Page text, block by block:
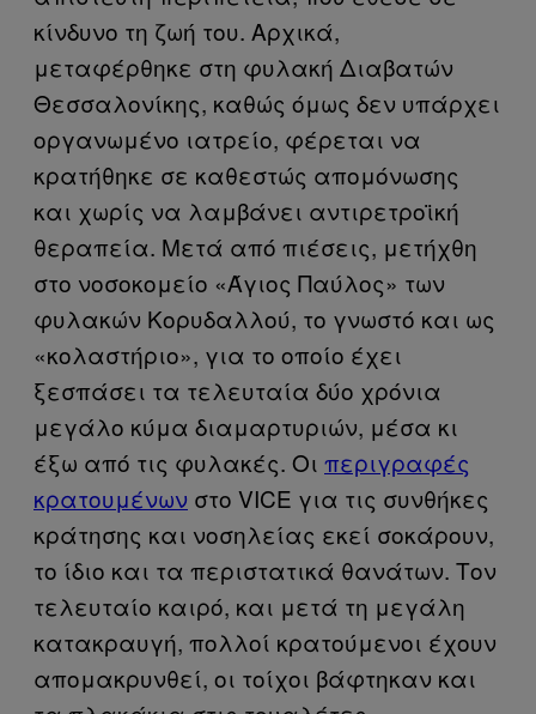
κίνδυνο τη ζωή του. Αρχικά,
μεταφέρθηκε στη φυλακή Διαβατών
Θεσσαλονίκης, καθώς όμως δεν υπάρχει
οργανωμένο ιατρείο, φέρεται να
κρατήθηκε σε καθεστώς απομόνωσης
και χωρίς να λαμβάνει αντιρετροϊκή
θεραπεία. Μετά από πιέσεις, μετήχθη
στο νοσοκομείο «Άγιος Παύλος» των
φυλακών Κορυδαλλού, το γνωστό και ως
«κολαστήριο», για το οποίο έχει
ξεσπάσει τα τελευταία δύο χρόνια
μεγάλο κύμα διαμαρτυριών, μέσα κι
έξω από τις φυλακές. Οι περιγραφές
κρατουμένων στο VICE για τις συνθήκες
κράτησης και νοσηλείας εκεί σοκάρουν,
το ίδιο και τα περιστατικά θανάτων. Τον
τελευταίο καιρό, και μετά τη μεγάλη
κατακραυγή, πολλοί κρατούμενοι έχουν
απομακρυνθεί, οι τοίχοι βάφτηκαν και